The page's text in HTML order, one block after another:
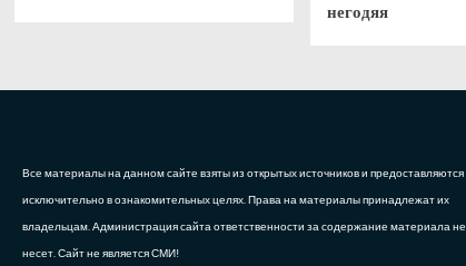
негодяя
Все материалы на данном сайте взяты из открытых источников и предоставляются
исключительно в ознакомительных целях. Права на материалы принадлежат их
владельцам. Администрация сайта ответственности за содержание материала не
несет. Сайт не является СМИ!